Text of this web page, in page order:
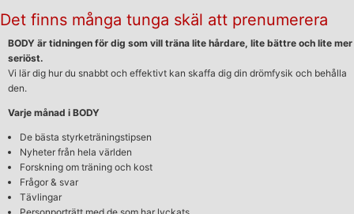
Det finns många tunga skäl att prenumerera
BODY är tidningen för dig som vill träna lite hårdare, lite bättre och lite mer
seriöst.
Vi lär dig hur du snabbt och effektivt kan skaffa dig din drömfysik och behålla
den.
Varje månad i BODY
De bästa styrketräningstipsen
Nyheter från hela världen
Forskning om träning och kost
Frågor & svar
Tävlingar